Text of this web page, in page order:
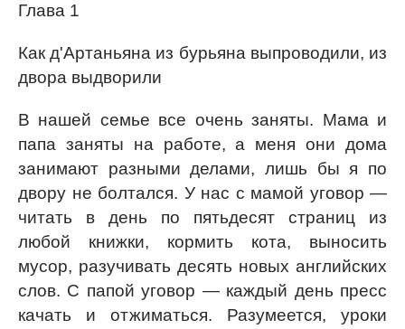
Глава 1
Как д'Артаньяна из бурьяна выпроводили, из
двора выдворили
В нашей семье все очень заняты. Мама и
папа заняты на работе, а меня они дома
занимают разными делами, лишь бы я по
двору не болтался. У нас с мамой уговор —
читать в день по пятьдесят страниц из
любой книжки, кормить кота, выносить
мусор, разучивать десять новых английских
слов. С папой уговор — каждый день пресс
качать и отжиматься. Разумеется, уроки